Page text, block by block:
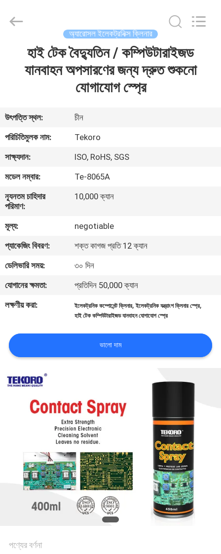
আমাদের
সম্পর্কে
কারখানা
পরিদর্শন
নিয়ন্ত্রণ
আমাদের
সাথে
যোগাযোগ
খবর
একটি
উদ্ধৃতি
অনুরোধ
সাইট
গোপনীয়তা
INDUSTRY
অ্যারোসল ইলেকট্রনিক্স ক্লিনার
হাই টেক বৈদ্যুতিন / কম্পিউটারাইজড
যানবাহন অপসারণের জন্য দ্রুত শুকনো
যোগাযোগ স্প্রে
উৎপত্তি স্থল:
চীন
পরিচিতিমুলক নাম:
Tekoro
সাক্ষ্যদান:
ISO, RoHS, SGS
মডেল নম্বার:
Te-8065A
ন্যূনতম চাহিদার
পরিমাণ:
10,000 ক্যান
মূল্য:
negotiable
প্যাকেজিং বিবরণ:
শক্ত কাগজ প্রতি 12 ক্যান
ডেলিভারি সময়:
৩০ দিন
যোগানের ক্ষমতা:
প্রতিদিন 50,000 ক্যান
লক্ষণীয় করা:
ইলেকট্রনিক কম্পোনেন্ট ক্লিনার,ইলেকট্রনিক যন্ত্রাংশ ক্লিনার স্প্রে,
হাই টেক কম্পিউটারাইজড যানবাহন যোগাযোগ স্প্রে
ভালো দাম
পণ্যের বর্ণনা